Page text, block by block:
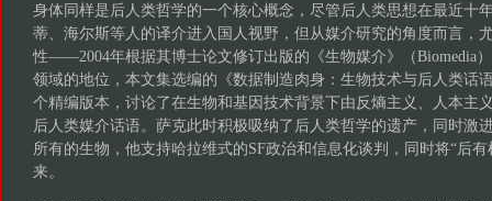
身体同样是后人类哲学的一个核心概念，尽管后人类思想在最近十
蒂、海尔斯等人的译介进入国人视野，但从媒介研究的角度而言，
性——2004年根据其博士论文修订出版的《生物媒介》（Biomedia
领域的地位，本文集选编的《数据制造肉身：生物技术与后人类话
个精编版本，讨论了在生物和基因技术背景下由反熵主义、人本主
后人类媒介话语。萨克此时积极吸纳了后人类哲学的遗产，同时激
所有的生物，他支持哈拉维式的SF政治和信息化谈判，同时将“后
来。